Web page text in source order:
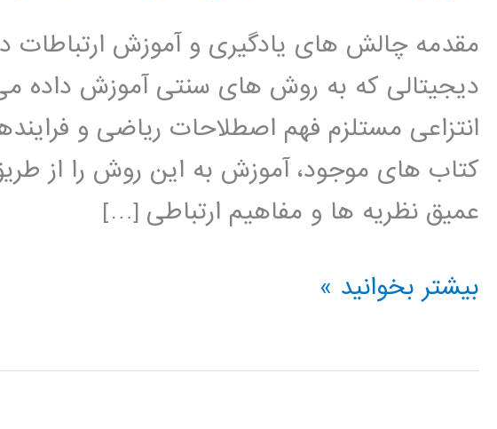
مقدمه چالش های یادگیری و آموزش ارتباطات
دیجیتالی که به روش های سنتی آموزش داده
انتزاعی مستلزم فهم اصطلاحات ریاضی و
کتاب های موجود، آموزش به این روش را از
عمیق نظریه ها و مفاهیم ارتباطی […]
کتاب
مسئله-
بیشتر بخوانید »